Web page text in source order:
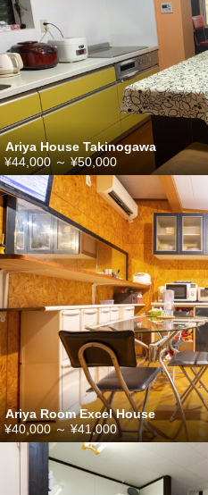
Ariya House Takinogawa
¥44,000～ ¥50,000
Ariya Room Excel House
¥40,000～ ¥41,000